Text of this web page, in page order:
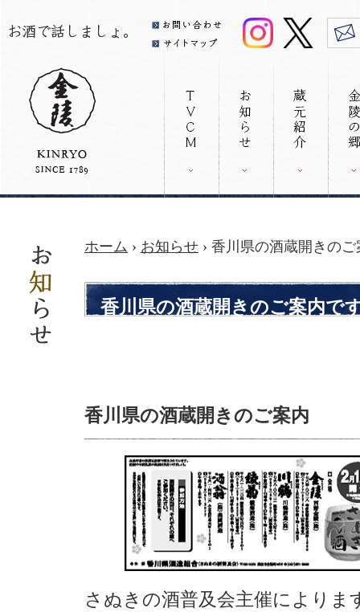
ホーム › お知らせ › 香川県の酒蔵開きの
香川県の酒蔵開きのご案内で
香川県の酒蔵開きのご案内
さぬきの酒普及会主催によりま